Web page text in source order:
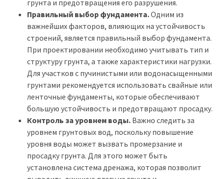
грунта и предотвращения его разрушения.
Правильный выбор фундамента.Одним из
важнейших факторов, влияющих на устойчивость
строений, является правильный выбор фундамента.
При проектировании необходимо учитывать тип и
структуру грунта, а также характеристики нагрузки.
Для участков с пучинистыми или водонасыщенными
грунтами рекомендуется использовать свайные или
ленточные фундаменты, которые обеспечивают
большую устойчивость и предотвращают просадку.
Контроль за уровнем воды. Важно следить за
уровнем грунтовых вод, поскольку повышение
уровня воды может вызвать промерзание и
просадку грунта. Для этого может быть
установлена система дренажа, которая позволит